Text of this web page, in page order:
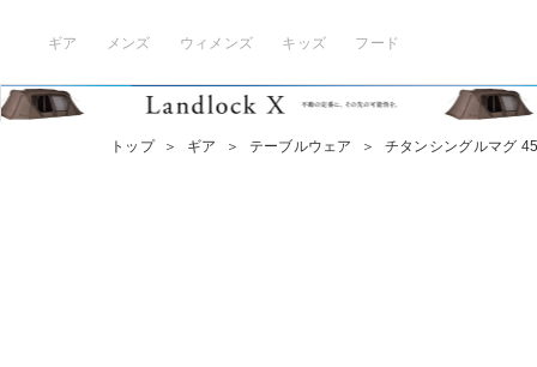
ギア メンズ ウィメンズ キッズ フード
トップ ＞ ギア ＞ テーブルウェア ＞ チタンシングルマグ